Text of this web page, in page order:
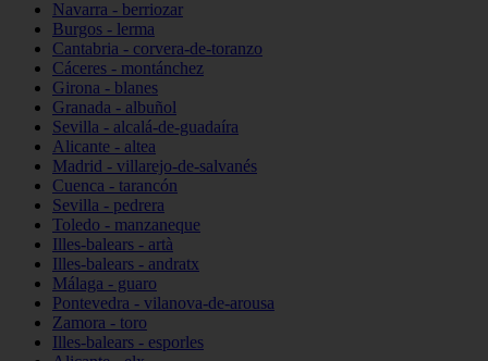
Navarra - berriozar
Burgos - lerma
Cantabria - corvera-de-toranzo
Cáceres - montánchez
Girona - blanes
Granada - albuñol
Sevilla - alcalá-de-guadaíra
Alicante - altea
Madrid - villarejo-de-salvanés
Cuenca - tarancón
Sevilla - pedrera
Toledo - manzaneque
Illes-balears - artà
Illes-balears - andratx
Málaga - guaro
Pontevedra - vilanova-de-arousa
Zamora - toro
Illes-balears - esporles